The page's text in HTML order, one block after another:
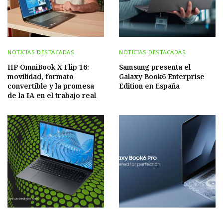
NOTICIAS DESTACADAS
HP OmniBook X Flip 16:
movilidad, formato
convertible y la promesa
de la IA en el trabajo real
NOTICIAS DESTACADAS
Samsung presenta el
Galaxy Book6 Enterprise
Edition en España